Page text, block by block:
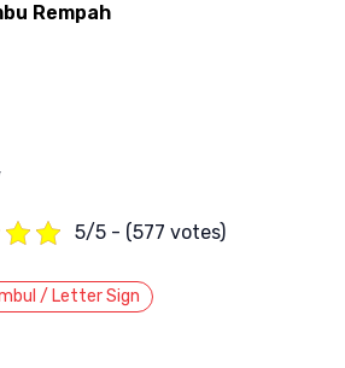
Rempah
5/5 - (577 votes)
/ Letter Sign